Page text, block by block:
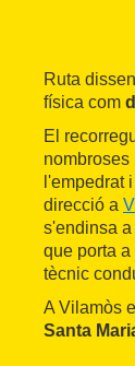
Ruta
física com
El
l'empedrat
direcció a
s'endinsa a
que porta
tècnic
A Vilamòs
Santa